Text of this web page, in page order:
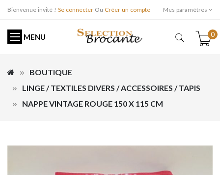
Bienvenue invité ! Se connecter Ou Créer un compte Mes paramètres
MENU 0
BOUTIQUE
LINGE / TEXTILES DIVERS / ACCESSOIRES / TAPIS
NAPPE VINTAGE ROUGE 150 X 115 CM